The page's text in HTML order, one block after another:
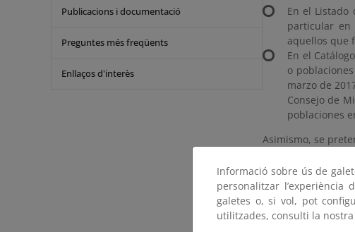
Publicacions i documentació
Preguntes més freqüents
Enllaços d'interès
En el Listado
particular en
aquellos que
En el
o
marzo de
Consejo de
poblaciones
Asimismo, se
subespecies
agronomía o para
el
que se regula el
De este modo, se
Informació sobre ús de
personalitzar l’experiència
galetes o, si vol, pot
utilitzades, consulti la nostra